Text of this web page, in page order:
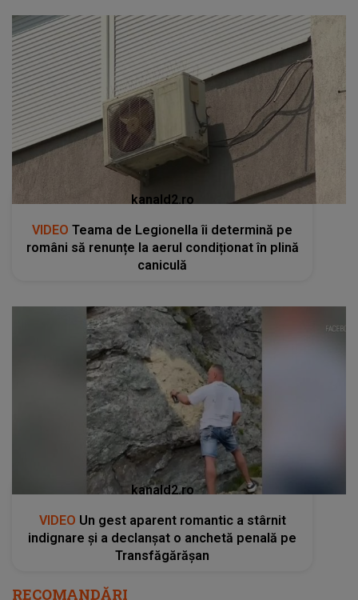
kanald2.ro
VIDEO Teama de Legionella îi determină pe
români să renunțe la aerul condiționat în plină
caniculă
kanald2.ro
VIDEO Un gest aparent romantic a stârnit
indignare și a declanșat o anchetă penală pe
Transfăgărășan
RECOMANDĂRI